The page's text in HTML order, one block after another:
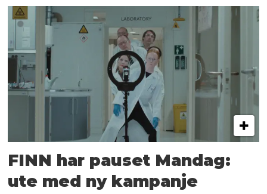
FINN har pauset Mandag:
ute med ny kampanje